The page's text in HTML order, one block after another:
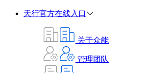
天行官方在线入口
关于众能
管理团队